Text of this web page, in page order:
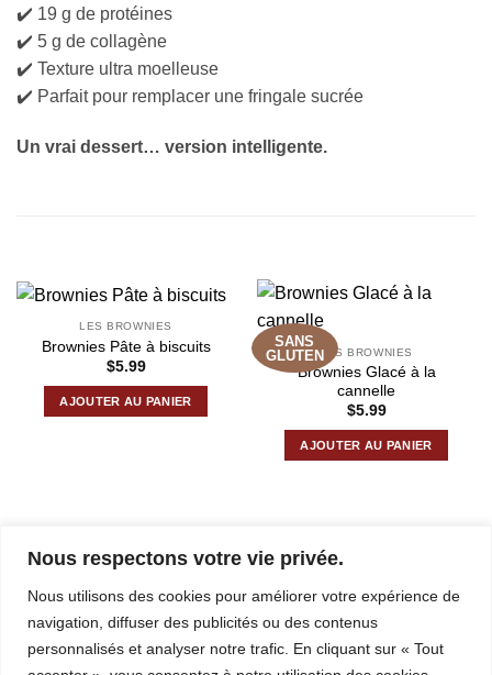
Nous respectons votre vie privée.
Nous utilisons des cookies pour améliorer votre expérience de
navigation, diffuser des publicités ou des contenus
personnalisés et analyser notre trafic. En cliquant sur « Tout
✔️ 19 g de protéines
✔️ 5 g de collagène
✔️ Texture ultra moelleuse
✔️ Parfait pour remplacer une fringale sucrée
Un vrai dessert… version intelligente.
LES BROWNIES
Brownies Pâte à biscuits
$5.99
AJOUTER AU PANIER
SANS
GLUTENLES BROWNIES
Brownies Glacé à la
cannelle
$5.99
AJOUTER AU PANIER